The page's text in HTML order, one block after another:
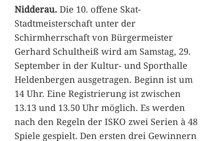
Nidderau.Die 10. offene Skat-
Stadtmeisterschaft unter der
Schirmherrschaft von Bürgermeister
Gerhard Schultheiß wird am Samstag, 29.
September in der Kultur- und Sporthalle
Heldenbergen ausgetragen. Beginn ist um
14 Uhr. Eine Registrierung ist zwischen
13.13 und 13.50 Uhr möglich. Es werden
nach den Regeln der ISKO zwei Serien à 48
Spiele gespielt. Den ersten drei Gewinnern